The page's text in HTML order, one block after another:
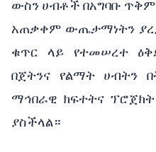
ውስን ሀብቶች በአግባቡ
አጠቃቀም ውጤታማነትን
ቁጥር ላይ የተመሠረተ
በጀትንና የልማት ሀብትን
ማኅበራዊ ክፍተትና
ያስችላል።